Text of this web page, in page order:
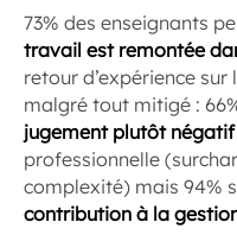
73% des enseignants
travail est remontée
retour d’expérience
malgré tout mitigé :
jugement plutôt négatif
professionnelle
complexité) mais 94%
contribution à la